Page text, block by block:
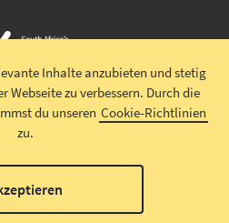
TourismHaftungsausschluss
Geschäftsbedingungen|
Inhalte anzubieten und stetig
zu verbessern. Durch die
du unseren Cookie-Richtlinien
zu.